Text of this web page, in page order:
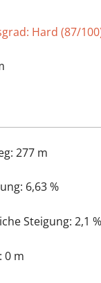
Hard (87/
277 m
6,63 %
Steigung: 2,1 %
0 m